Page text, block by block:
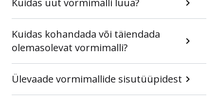
Kuidas uut vormimalli luua?
Kuidas kohandada või täiendada
olemasolevat vormimalli?
Ülevaade vormimallide sisutüüpidest